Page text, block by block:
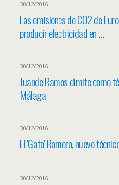
30/12/2016
Las emisiones de CO2 de
producir electricidad en …
30/12/2016
Juande Ramos dimite como
Málaga
30/12/2016
El 'Gato' Romero, nuevo
30/12/2016